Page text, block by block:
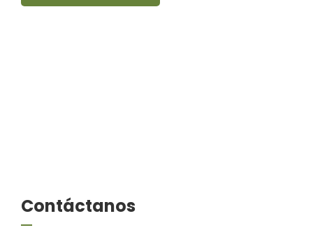
Contáctanos